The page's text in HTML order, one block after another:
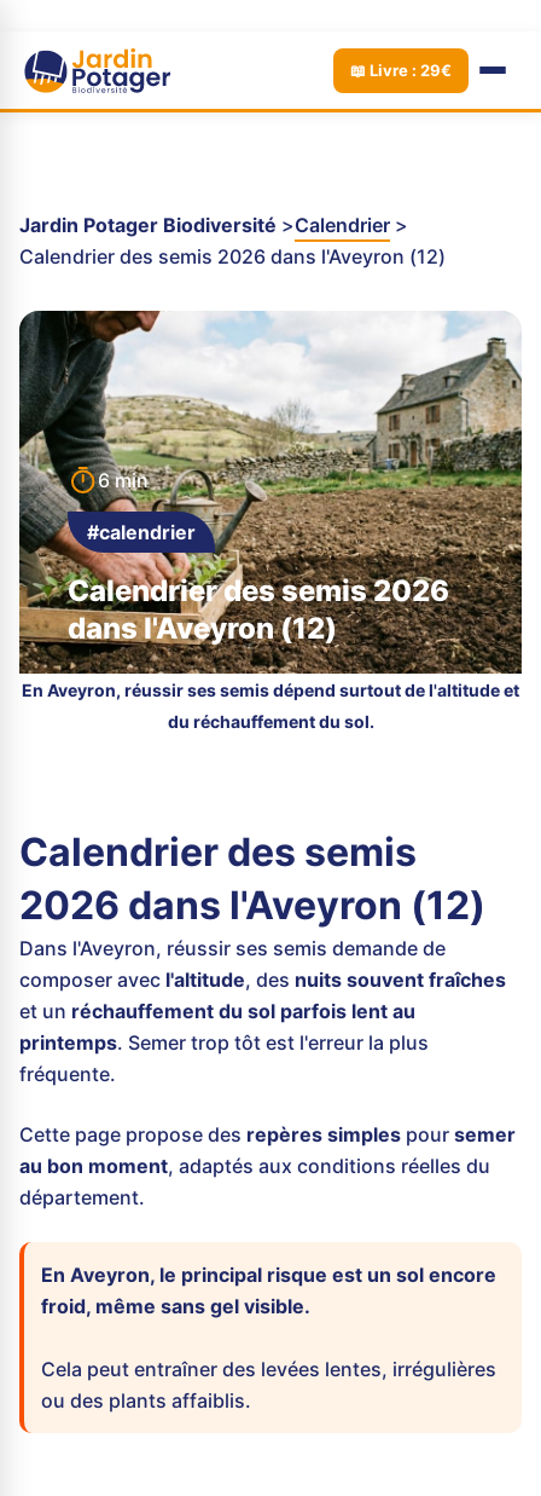
📖 Livre : 29€
Jardin Potager Biodiversité
Calendrier
Calendrier des semis 2026 dans l'Aveyron (12)
6 min
#calendrier
Calendrier des semis 2026
dans l'Aveyron (12)
En Aveyron, réussir ses semis dépend surtout de l'altitude et
du réchauffement du sol.
Calendrier des semis
2026 dans l'Aveyron (12)
Dans l'Aveyron, réussir ses semis demande de
composer avec l'altitude, des nuits souvent fraîches
et un réchauffement du sol parfois lent au
printemps. Semer trop tôt est l'erreur la plus
fréquente.
Cette page propose des repères simples pour semer
au bon moment, adaptés aux conditions réelles du
département.
En Aveyron, le principal risque est un sol encore
froid, même sans gel visible.
Cela peut entraîner des levées lentes, irrégulières
ou des plants affaiblis.